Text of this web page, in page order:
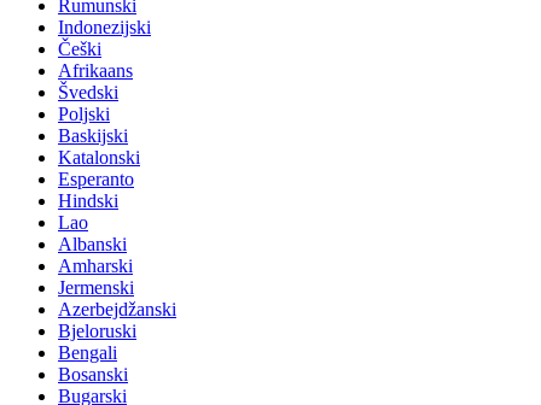
Rumunski
Indonezijski
Češki
Afrikaans
Švedski
Poljski
Baskijski
Katalonski
Esperanto
Hindski
Lao
Albanski
Amharski
Jermenski
Azerbejdžanski
Bjeloruski
Bengali
Bosanski
Bugarski